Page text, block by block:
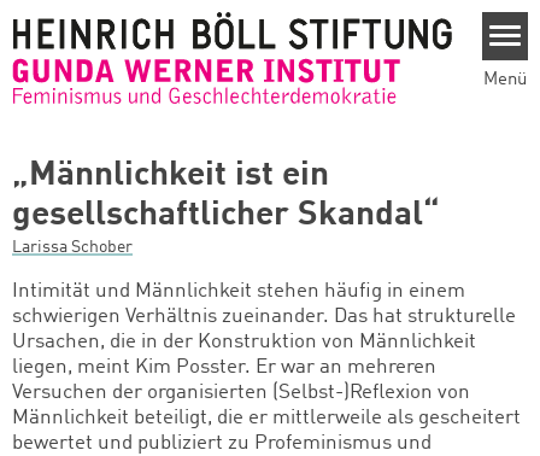
Menü
„Männlichkeit ist ein
gesellschaftlicher Skandal“
Larissa Schober
Intimität und Männlichkeit stehen häufig in einem
schwierigen Verhältnis zueinander. Das hat strukturelle
Ursachen, die in der Konstruktion von Männlichkeit
liegen, meint Kim Posster. Er war an mehreren
Versuchen der organisierten (Selbst-)Reflexion von
Männlichkeit beteiligt, die er mittlerweile als gescheitert
bewertet und publiziert zu Profeminismus und